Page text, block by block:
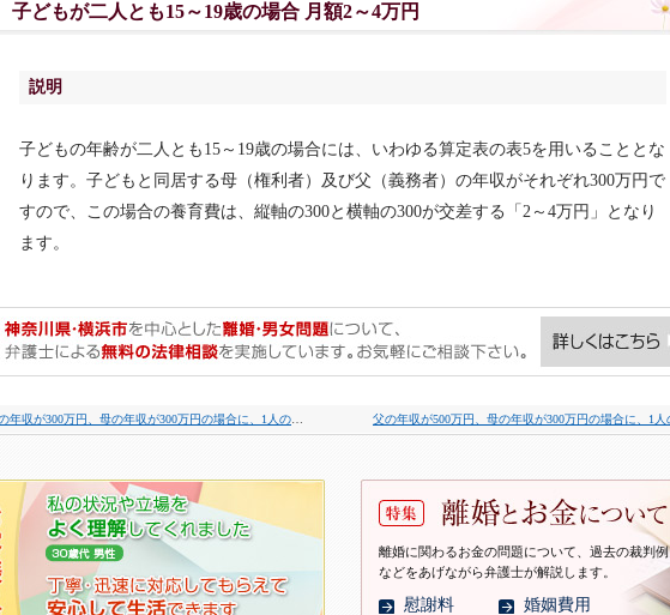
子どもが二人とも15～19歳の場合 月額2～4万円
説明
子どもの年齢が二人とも15～19歳の場合には、いわゆる算定表の表5を用いることとな
ります。子どもと同居する母（権利者）及び父（義務者）の年収がそれぞれ300万円で
すので、この場合の養育費は、縦軸の300と横軸の300が交差する「2～4万円」となり
ます。
離婚に関わるお金の問題について、過去の裁判例
などをあげながら弁護士が解説します。
慰謝料
婚姻費用